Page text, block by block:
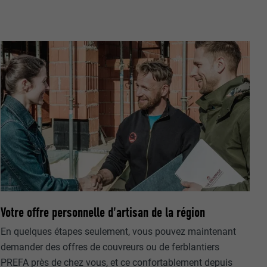
Votre offre personnelle d'artisan de la région
En quelques étapes seulement, vous pouvez maintenant
demander des offres de couvreurs ou de ferblantiers
PREFA près de chez vous, et ce confortablement depuis
Ne
« Suivez-